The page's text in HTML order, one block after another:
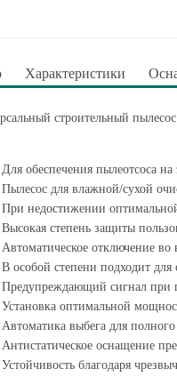
Характеристики
строительный
Для обеспечения пылеотсоса
Пылесос для влажной/сухой
При недостижении
Высокая степень защиты
Автоматическое отключение
В особой степени подходит
Предупреждающий сигнал при
Установка оптимальной
Автоматика выбега для
Антистатическое оснащение
Устойчивость благодаря